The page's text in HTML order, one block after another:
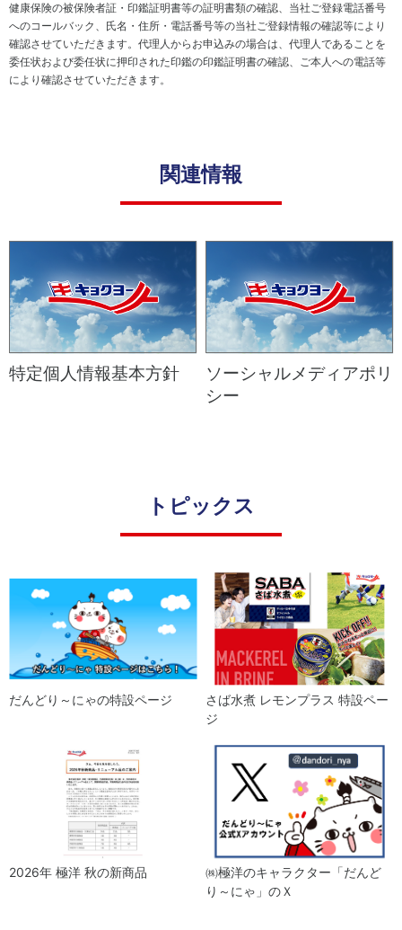
健康保険の被保険者証・印鑑証明書等の証明書類の確認、当社ご登録電話番号
へのコールバック、氏名・住所・電話番号等の当社ご登録情報の確認等により
確認させていただきます。代理人からお申込みの場合は、代理人であることを
委任状および委任状に押印された印鑑の印鑑証明書の確認、ご本人への電話等
により確認させていただきます。
関連情報
特定個人情報基本方針
ソーシャルメディアポリ
シー
トピックス
だんどり～にゃの特設ページ
さば水煮 レモンプラス 特設ペー
ジ
2026年 極洋 秋の新商品
㈱極洋のキャラクター「だんど
り～にゃ」のＸ